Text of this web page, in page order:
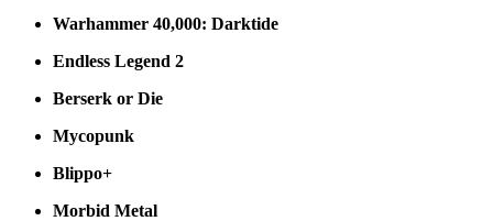
Warhammer 40,000: Darktide
Endless Legend 2
Berserk or Die
Mycopunk
Blippo+
Morbid Metal